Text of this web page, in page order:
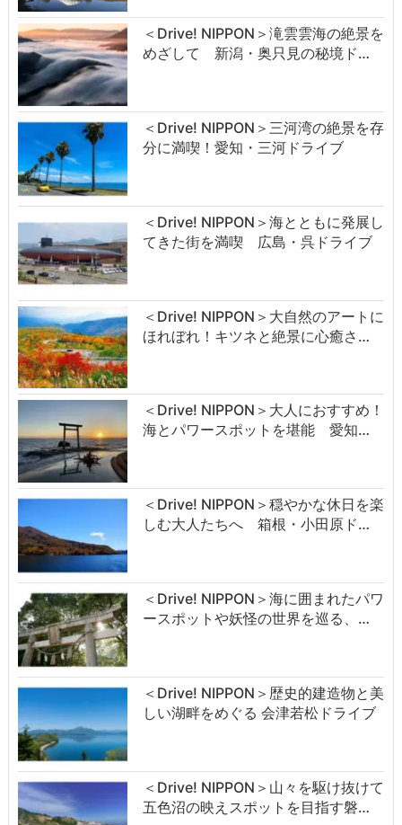
＜Drive! NIPPON＞滝雲雲海の絶景を
めざして 新潟・奥只見の秘境ド…
＜Drive! NIPPON＞三河湾の絶景を存
分に満喫！愛知・三河ドライブ
＜Drive! NIPPON＞海とともに発展し
てきた街を満喫 広島・呉ドライブ
＜Drive! NIPPON＞大自然のアートに
ほれぼれ！キツネと絶景に心癒さ…
＜Drive! NIPPON＞大人におすすめ！
海とパワースポットを堪能 愛知…
＜Drive! NIPPON＞穏やかな休日を楽
しむ大人たちへ 箱根・小田原ド…
＜Drive! NIPPON＞海に囲まれたパワ
ースポットや妖怪の世界を巡る、…
＜Drive! NIPPON＞歴史的建造物と美
しい湖畔をめぐる 会津若松ドライブ
＜Drive! NIPPON＞山々を駆け抜けて
五色沼の映えスポットを目指す磐…